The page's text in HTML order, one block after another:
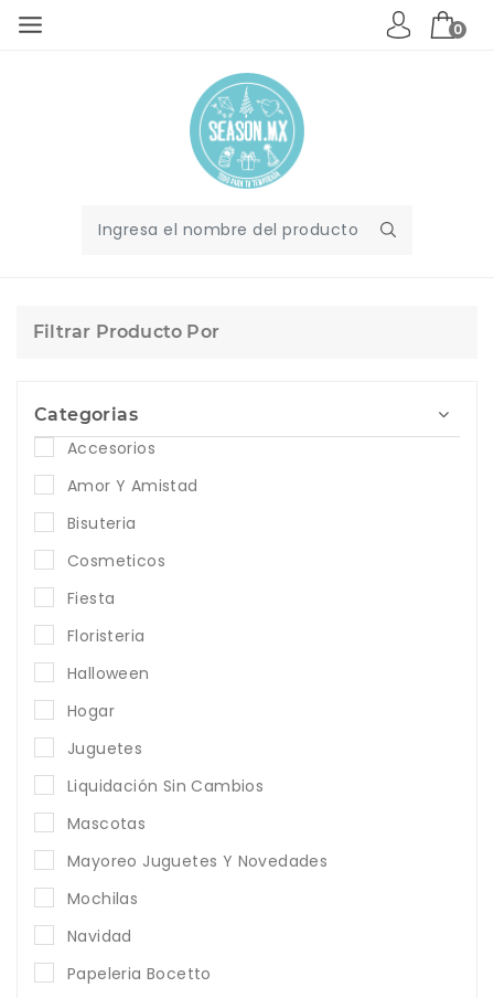
0
Filtrar Producto Por
Categorias
Accesorios
Amor Y Amistad
Bisuteria
Cosmeticos
Fiesta
Floristeria
Halloween
Hogar
Juguetes
Liquidación Sin Cambios
Mascotas
Mayoreo Juguetes Y Novedades
Mochilas
Navidad
Papeleria Bocetto